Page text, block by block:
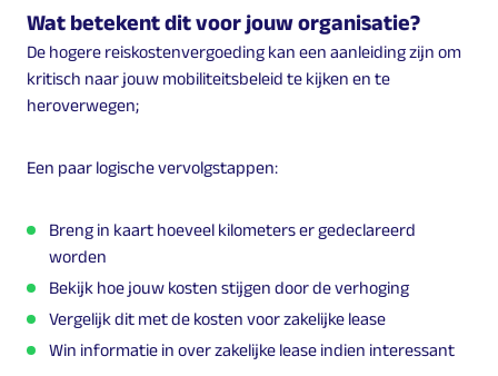
Wat betekent dit voor jouw organisatie?
De hogere reiskostenvergoeding kan een aanleiding zijn om
kritisch naar jouw mobiliteitsbeleid te kijken en te
heroverwegen;
Een paar logische vervolgstappen:
Breng in kaart hoeveel kilometers er gedeclareerd
worden
Bekijk hoe jouw kosten stijgen door de verhoging
Vergelijk dit met de kosten voor zakelijke lease
Win informatie in over zakelijke lease indien interessant